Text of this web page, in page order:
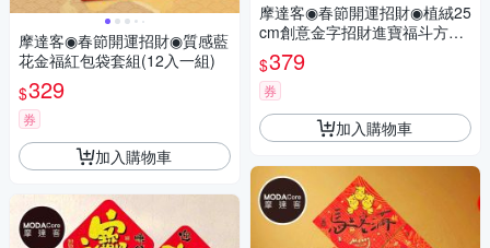
摩達客◉春節開運招財◉質感藍
花金福紅包袋套組(12入一組)
$329
券
加入購物車
摩達客◉春節開運招財◉植絨25
cm創意金字招財進寶福斗方2
片組春聯牆貼
$379
券
加入購物車